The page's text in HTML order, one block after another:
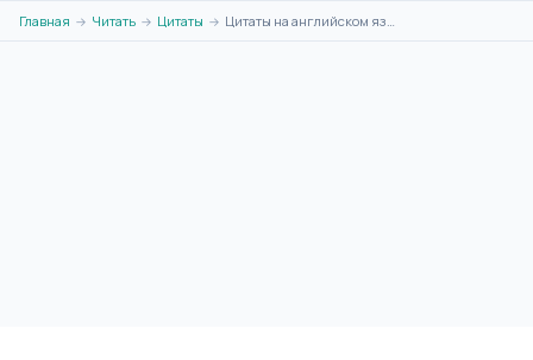
Главная → Читать → Цитаты → Цитаты на английском языке Теодора Рузвельта с переводом